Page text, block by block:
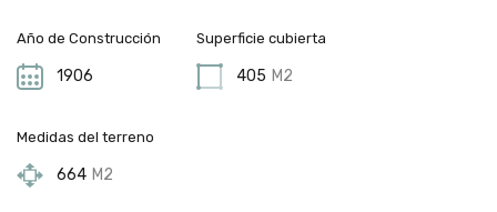
Año de Construcción
1906
Superficie cubierta
405 M2
Medidas del terreno
664 M2